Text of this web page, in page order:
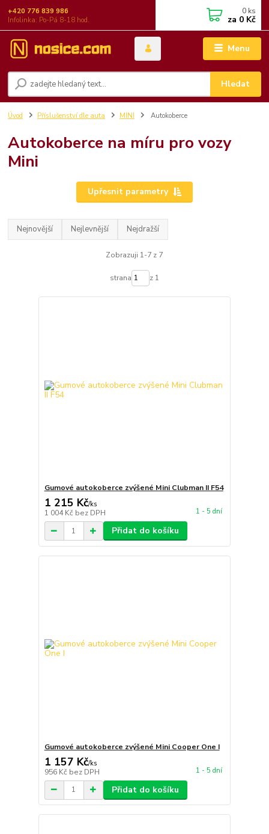
Menu
Hledat
+420 776 839 986
Infolinka: Po-Pá 8-18 hod.
0 ks
za 0 Kč
Úvod Příslušenství dle auta MINI Autokoberce
Autokoberce na míru pro vozy
Mini
Upřesnit parametry
Nejnovější Nejlevnější Nejdražší
Zobrazuji 1-7 z 7
strana z 1
Gumové autokoberce zvýšené Mini Clubman II F54
1 215 Kč/ks
1 004 Kč bez DPH 1 - 5 dní
Přidat do košíku
Gumové autokoberce zvýšené Mini Cooper One I
1 157 Kč/ks
956 Kč bez DPH 1 - 5 dní
Přidat do košíku